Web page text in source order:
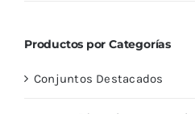
Productos por Categorías
Conjuntos Destacados